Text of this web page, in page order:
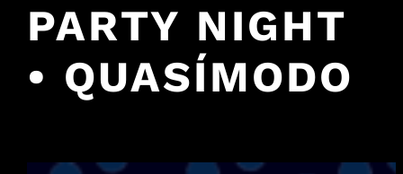
PARTY NIGHT
• QUASÍMODO